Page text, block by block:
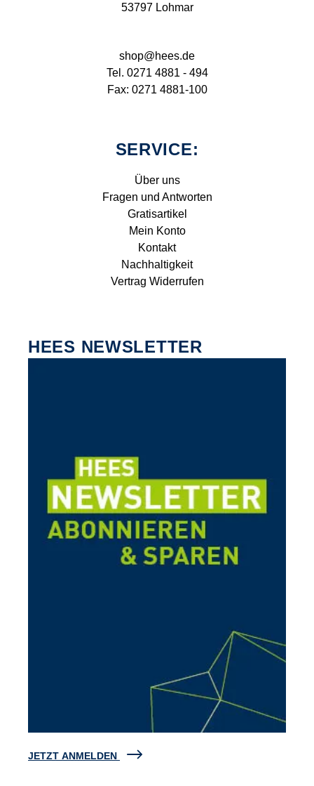
53797 Lohmar
shop@hees.de
Tel. 0271 4881 - 494
Fax: 0271 4881-100
SERVICE:
Über uns
Fragen und Antworten
Gratisartikel
Mein Konto
Kontakt
Nachhaltigkeit
Vertrag Widerrufen
HEES NEWSLETTER
JETZT ANMELDEN